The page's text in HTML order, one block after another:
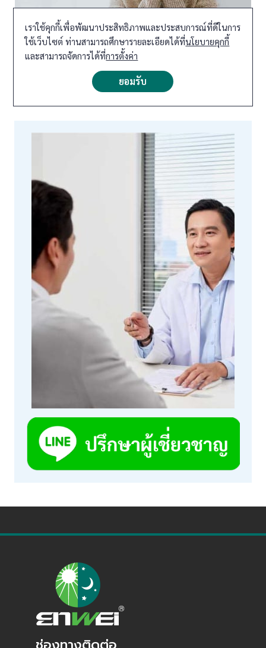
ไซนัสอักเสบเกิดจากสาเหตุใด การแพทย์แบบจีนช่วยได้
เราใช้คุกกี้เพื่อพัฒนาประสิทธิภาพและประสบการณ์ที่ดีในการ
ใช้เว็บไซต์ ท่านสามารถศึกษารายละเอียดได้ที่นโยบายคุกกี้
และสามารถจัดการได้ที่การตั้งค่า
ยอมรับ